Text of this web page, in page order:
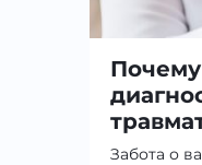
Забота о